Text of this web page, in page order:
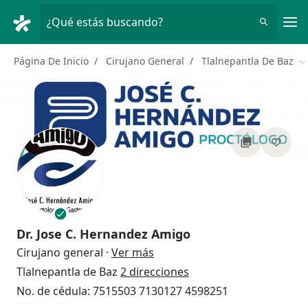
¿Qué estás buscando?
Página De Inicio Cirujano General Tlalnepantla De Baz
Dr. Jose C. Hernandez Amigo
Cirujano general · Ver más
Tlalnepantla de Baz 2 direcciones
No. de cédula: 7515503 7130127 4598251